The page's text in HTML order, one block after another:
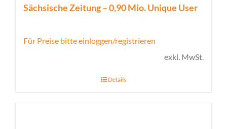
Sächsische Zeitung – 0,90 Mio. Unique User
Für Preise bitte einloggen/registrieren
exkl. MwSt.
Details